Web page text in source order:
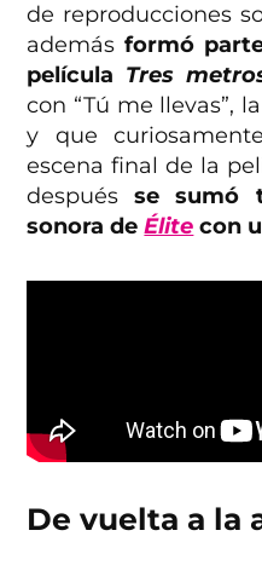
de reproducciones
ademásformó
película Tres
con “Tú me llevas”,
y que
escena final de la
despuésse sumó
sonora deÉlite con
De vuelta a la